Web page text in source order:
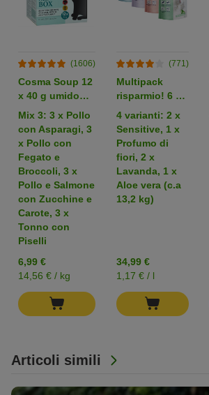
Articoli simili
(1606)
Cosma Soup 12
x 40 g umido
per gatto
Mix 3: 3 x Pollo
con Asparagi, 3
x Pollo con
Fegato e
Broccoli, 3 x
Pollo e Salmone
con Zucchine e
Carote, 3 x
Tonno con
Piselli
6,99 €
14,56 € / kg
(771)
Multipack
risparmio! 6 x
5 L Lettiere
Tigerino
Crystals
4 varianti: 2 x
Sensitive, 1 x
Profumo di
fiori, 2 x
Lavanda, 1 x
Aloe vera (c.a
13,2 kg)
34,99 €
1,17 € / l